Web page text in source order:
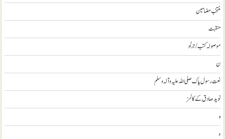
منتخب مضامين
منقبت
موصولہ کتب / جراٗد
ن
نعت رسول پاک صلی اللہ علیہ و آلہ وسلم
نويد صادق کے کالمز
ہ
و